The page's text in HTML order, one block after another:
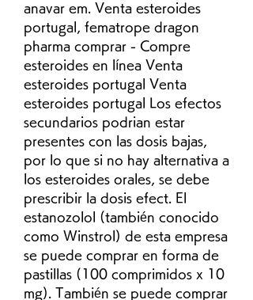
anavar em. Venta esteroides
portugal, fematrope dragon
pharma comprar - Compre
esteroides en línea Venta
esteroides portugal Venta
esteroides portugal Los efectos
secundarios podrian estar
presentes con las dosis bajas,
por lo que si no hay alternativa a
los esteroides orales, se debe
prescribir la dosis efect. El
estanozolol (también conocido
como Winstrol) de esta empresa
se puede comprar en forma de
pastillas (100 comprimidos x 10
mg). También se puede comprar